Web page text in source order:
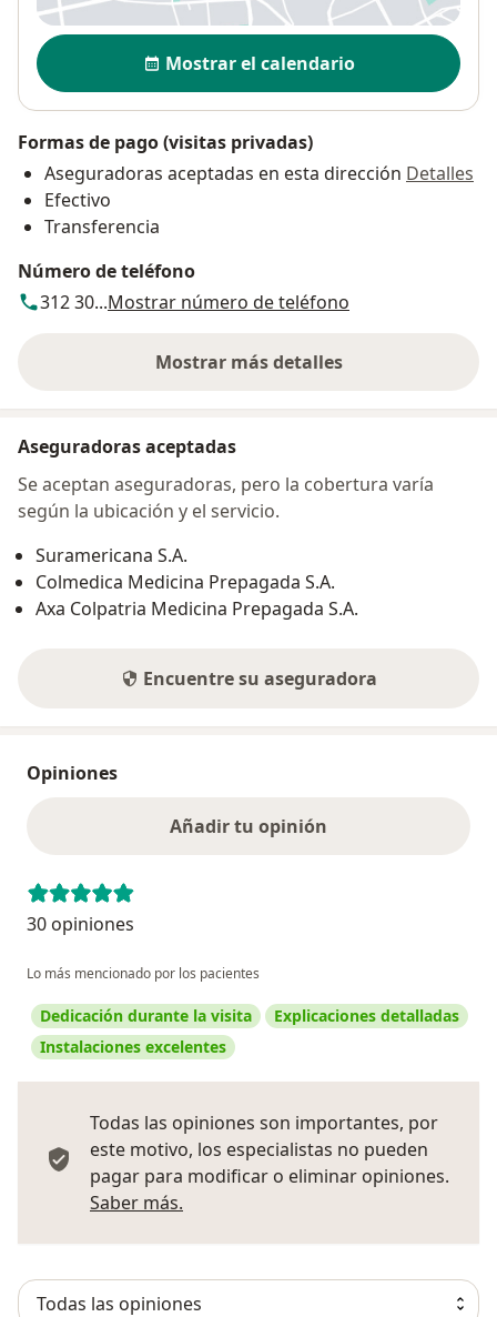
Disponibilidad
Mostrar el calendario
Formas de pago (visitas privadas)
Aseguradoras aceptadas en esta dirección Detalles
Efectivo
Transferencia
Número de teléfono
312 30...Mostrar número de teléfono
Mostrar más detalles
sobre la dirección
Aseguradoras aceptadas
Se aceptan aseguradoras, pero la cobertura varía
según la ubicación y el servicio.
Suramericana S.A.
Colmedica Medicina Prepagada S.A.
Axa Colpatria Medicina Prepagada S.A.
Encuentre su aseguradora
Opiniones
Añadir tu opinión
30 opiniones
Lo más mencionado por los pacientes
Dedicación durante la visita
Explicaciones detalladas
Instalaciones excelentes
Todas las opiniones son importantes, por
este motivo, los especialistas no pueden
pagar para modificar o eliminar opiniones.
Saber más.